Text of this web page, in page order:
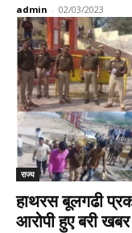
admin - 02/03/2023
राज्य
हाथरस बूलगढी
आरोपी हुए बरी